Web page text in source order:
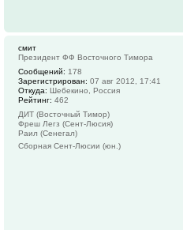
смит
Президент ФФ Восточного Тимора
Сообщений: 178
Зарегистрирован: 07 авг 2012, 17:41
Откуда: Шебекино, Россия
Рейтинг: 462
ДИТ (Восточный Тимор)
Фреш Легз (Сент-Люсия)
Раил (Сенегал)
Сборная Сент-Люсии (юн.)